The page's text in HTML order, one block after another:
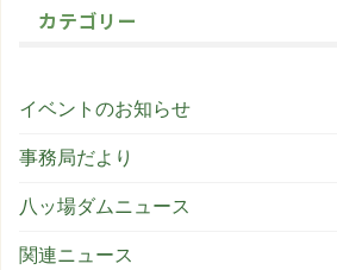
カテゴリー
イベントのお知らせ
事務局だより
八ッ場ダムニュース
関連ニュース